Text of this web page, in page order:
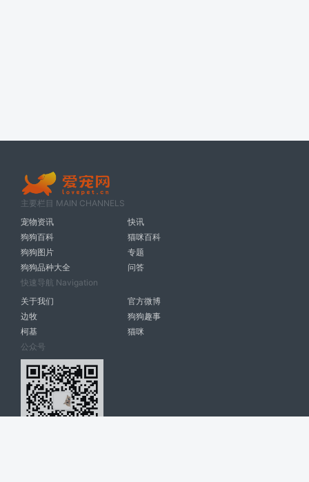
主要栏目 MAIN CHANNELS
宠物资讯
快讯
狗狗百科
猫咪百科
狗狗图片
专题
狗狗品种大全
问答
快速导航 Navigation
关于我们
官方微博
边牧
狗狗趣事
柯基
猫咪
公众号